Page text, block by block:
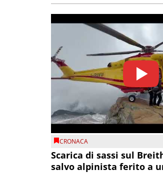
CRONACA
Scarica di sassi sul
salvo alpinista ferito a